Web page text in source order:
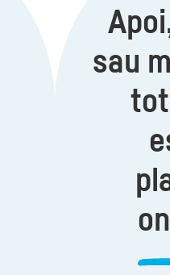
sau